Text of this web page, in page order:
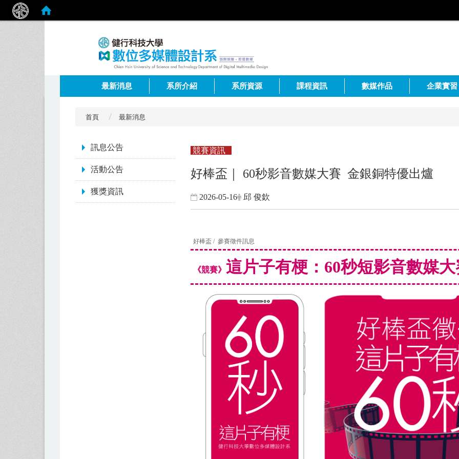
最新消息 系所介紹 系所資源 課程資訊 數媒作品 企業實習
首頁 最新消息
訊息公告
活動公告
獲獎資訊
競賽資訊
好棒盃｜ 60秒影音數媒大賽 金銀銅特優出爐
2026-05-16 邱 俊欽
好棒盃 / 參賽徵件訊息
《競賽》 這片子有梗：60秒短影音數媒